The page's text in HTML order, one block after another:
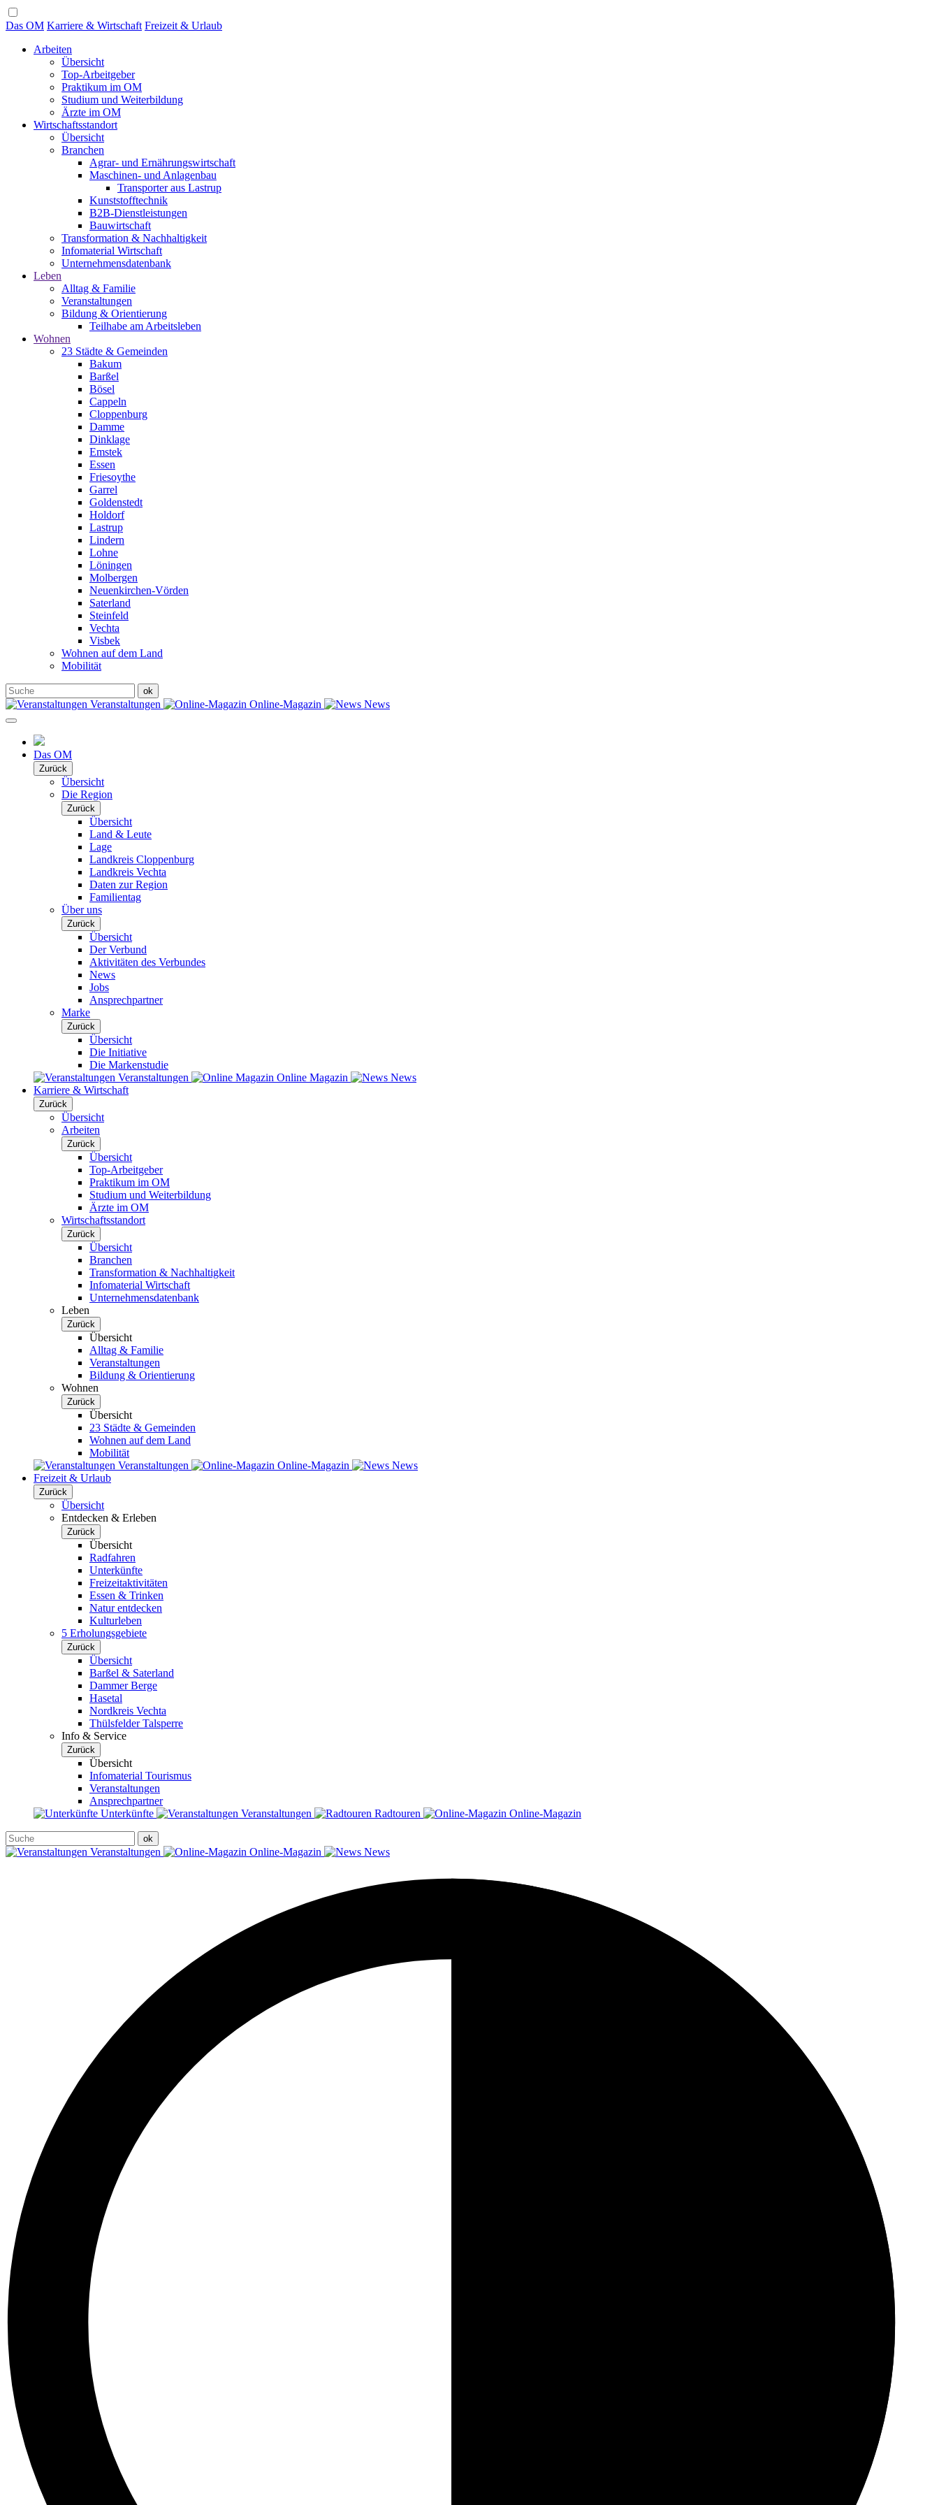
Das OM Karriere & Wirtschaft Freizeit & Urlaub
Arbeiten
Übersicht
Top-Arbeitgeber
Praktikum im OM
Studium und Weiterbildung
Ärzte im OM
Wirtschaftsstandort
Übersicht
Branchen
Agrar- und Ernährungswirtschaft
Maschinen- und Anlagenbau
Transporter aus Lastrup
Kunststofftechnik
B2B-Dienstleistungen
Bauwirtschaft
Transformation & Nachhaltigkeit
Infomaterial Wirtschaft
Unternehmensdatenbank
Leben
Alltag & Familie
Veranstaltungen
Bildung & Orientierung
Teilhabe am Arbeitsleben
Wohnen
23 Städte & Gemeinden
Bakum
Barßel
Bösel
Cappeln
Cloppenburg
Damme
Dinklage
Emstek
Essen
Friesoythe
Garrel
Goldenstedt
Holdorf
Lastrup
Lindern
Lohne
Löningen
Molbergen
Neuenkirchen-Vörden
Saterland
Steinfeld
Vechta
Visbek
Wohnen auf dem Land
Mobilität
Veranstaltungen Online-Magazin News
Das OM
Zurück
Übersicht
Die Region
Zurück
Übersicht
Land & Leute
Lage
Landkreis Cloppenburg
Landkreis Vechta
Daten zur Region
Familientag
Über uns
Zurück
Übersicht
Der Verbund
Aktivitäten des Verbundes
News
Jobs
Ansprechpartner
Marke
Zurück
Übersicht
Die Initiative
Die Markenstudie
Veranstaltungen
Online Magazin
News
Karriere & Wirtschaft
Zurück
Übersicht
Arbeiten
Zurück
Übersicht
Top-Arbeitgeber
Praktikum im OM
Studium und Weiterbildung
Ärzte im OM
Wirtschaftsstandort
Zurück
Übersicht
Branchen
Transformation & Nachhaltigkeit
Infomaterial Wirtschaft
Unternehmensdatenbank
Leben
Zurück
Übersicht
Alltag & Familie
Veranstaltungen
Bildung & Orientierung
Wohnen
Zurück
Übersicht
23 Städte & Gemeinden
Wohnen auf dem Land
Mobilität
Veranstaltungen
Online-Magazin
News
Freizeit & Urlaub
Zurück
Übersicht
Entdecken & Erleben
Zurück
Übersicht
Radfahren
Unterkünfte
Freizeitaktivitäten
Essen & Trinken
Natur entdecken
Kulturleben
5 Erholungsgebiete
Zurück
Übersicht
Barßel & Saterland
Dammer Berge
Hasetal
Nordkreis Vechta
Thülsfelder Talsperre
Info & Service
Zurück
Übersicht
Infomaterial Tourismus
Veranstaltungen
Ansprechpartner
Unterkünfte
Veranstaltungen Radtouren Online-Magazin
Veranstaltungen Online-Magazin News